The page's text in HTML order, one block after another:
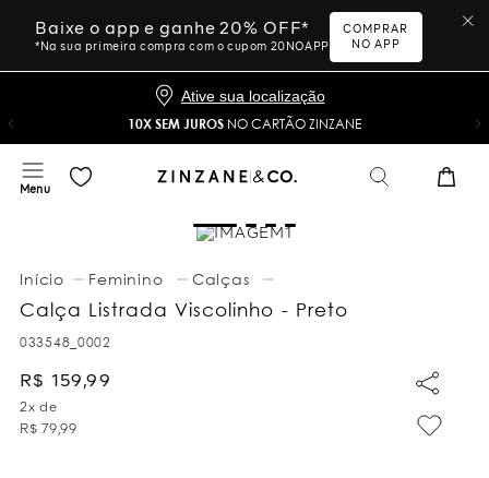
Baixe o app e ganhe 20% OFF*
*Na sua primeira compra com o cupom 20NOAPP
COMPRAR
NO APP
Ative sua localização
10X SEM JUROS NO CARTÃO ZINZANE
Feminino Calças
Calça Listrada Viscolinho - Preto
033548_0002
R$ 159,99
2x de
R$ 79,99